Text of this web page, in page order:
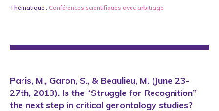
Thématique : Conférences scientifiques avec arbitrage
Paris, M., Garon, S., & Beaulieu, M. (June 23-
27th, 2013). Is the “Struggle for Recognition”
the next step in critical gerontology studies?